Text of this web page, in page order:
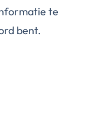
te
bent.